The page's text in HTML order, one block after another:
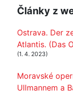
Články z
Ostrava. Der
Atlantis. (Das
(1. 4. 2023)
Moravské
Ullmannem a